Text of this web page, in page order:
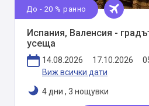
До - 20 % ранно
Испания, Валенсия -
усеща
14.08.2026 17.10.2026
Виж всички дати
4 дни , 3 нощувки